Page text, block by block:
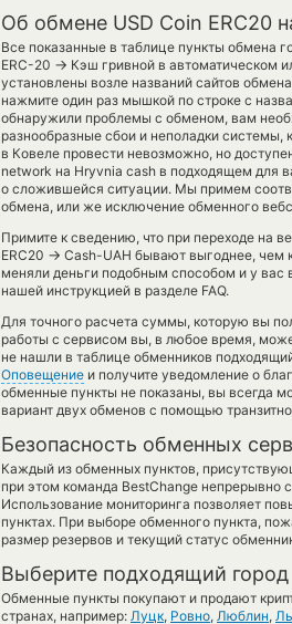
Об обмене USD Coin ERC20
Все показанные в таблице пункты обмена
ERC-20 → Кэш гривной в автоматическом
установлены возле названий сайтов
нажмите один раз мышкой по строке с
обнаружили проблемы с обменом, вам
разнообразные сбои и неполадки системы,
в Ковеле провести невозможно, но
network на Hryvnia cash в подходящем для
о сложившейся ситуации. Мы примем
обмена, или же исключение обменного
Примите к сведению, что при переходе на
ERC20 → Cash-UAH бывают выгоднее, чем
меняли деньги подобным способом и у вас
нашей инструкцией в разделе FAQ.
Для точного расчета суммы, которую вы
работы с сервисом вы, в любое время,
не нашли в таблице обменников
Оповещение и получите уведомление о
обменные пункты не показаны, вы всегда
вариант двух обменов с помощью
Безопасность обменных
Каждый из обменных пунктов,
при этом команда BestChange непрерывно
Использование мониторинга позволяет
пунктах. При выборе обменного пункта,
размер резервов и текущий статус
Выберите подходящий город
Обменные пункты покупают и продают
странах, например: Луцк, Ровно, Люблин,